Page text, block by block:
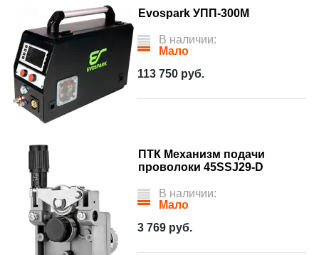
Evospark УПП-300М
В наличии:
Мало
113 750 руб.
ПТК Механизм подачи
проволоки 45SSJ29-D
В наличии:
Мало
3 769 руб.